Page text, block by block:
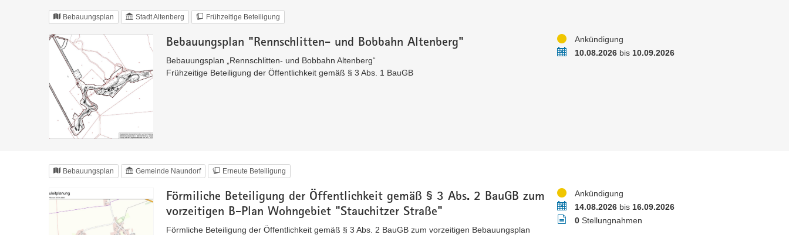
Bebauungsplan Stadt Altenberg Frühzeitige Beteiligung
Bebauungsplan "Rennschlitten- und Bobbahn Altenberg"
Bebauungsplan „Rennschlitten- und Bobbahn Altenberg“
Frühzeitige Beteiligung der Öffentlichkeit gemäß § 3 Abs. 1 BauGB
StatusAnkündigung
Zeitraum10.08.2026 bis 10.09.2026
Bebauungsplan Gemeinde Naundorf Erneute Beteiligung
Förmiliche Beteiligung der Öffentlichkeit gemäß § 3 Abs. 2 BauGB zum
vorzeitigen B-Plan Wohngebiet "Stauchitzer Straße"
Förmliche Beteiligung der Öffentlichkeit gemäß § 3 Abs. 2 BauGB zum vorzeitigen Bebauungsplan
StatusAnkündigung
Zeitraum14.08.2026 bis 16.09.2026
Stellungnahmen
0 Stellungnahmen